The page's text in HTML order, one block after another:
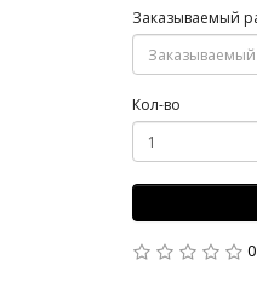
Заказываемый
Кол-во